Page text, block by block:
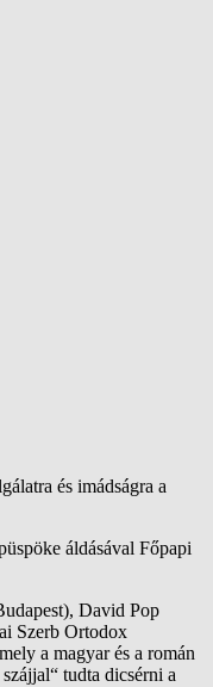
és imádságra a
áldásával Főpapi
David Pop
Szerb Ortodox
a magyar és a román
tudta dicsérni a